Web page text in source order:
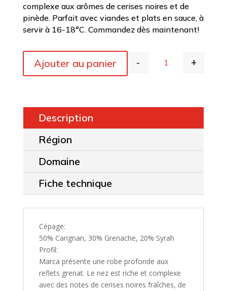
complexe aux arômes de cerises noires et de
pinède. Parfait avec viandes et plats en sauce, à
servir à 16-18°C. Commandez dès maintenant!
quantité de
- +
Ajouter au panier
Description
Région
Domaine
Fiche technique
Cépage:
50% Carignan, 30% Grenache, 20% Syrah
Profil:
Marca présente une robe profonde aux
reflets grenat. Le nez est riche et complexe
avec des notes de cerises noires fraîches, de